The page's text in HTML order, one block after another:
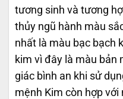
tương sinh và tương
thủy ngũ hành màu
nhất là màu bạc bạch
kim vì đây là màu bản
giác bình an khi sử
mệnh Kim còn hợp